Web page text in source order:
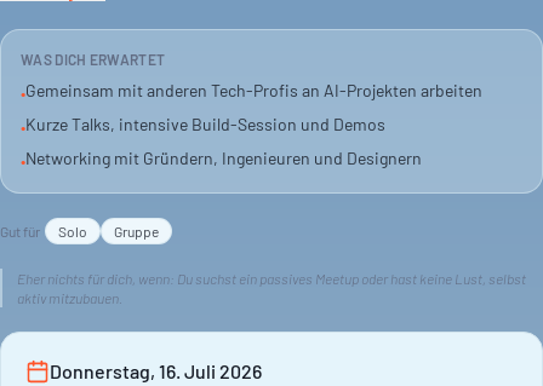
Leute, die aktiv Cursor und AI-native Workflows nutzen.
Produkte sollen schneller entstehen. Das Format bleibt hands-
on: kurze Einführung, intensive Bau-Session, Demos und
Kickoff bekannt gegeben. Teams von mindestens drei
Personen können Preise gewinnen. Eine Jury bewertet die
Ergebnisse. Mögliche Themen sind AI-native Workflows, interne
Tools mit Cursor oder Design-to-Code-Workflows.
WAS DICH ERWARTET
•Gemeinsam mit anderen Tech-Profis an AI-Projekten arbeiten
•Kurze Talks, intensive Build-Session und Demos
•Networking mit Gründern, Ingenieuren und Designern
Gut für Solo Gruppe
Eher nichts für dich, wenn: Du suchst ein passives Meetup oder hast keine Lust, selbst
aktiv mitzubauen.
Donnerstag, 16. Juli 2026